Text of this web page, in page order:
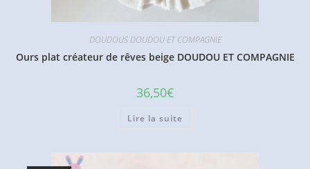
DOUDOUS DOUDOU ET COMPAGNIE
Ours plat créateur de rêves beige DOUDOU ET COMPAGNIE
36,50€
Lire la suite